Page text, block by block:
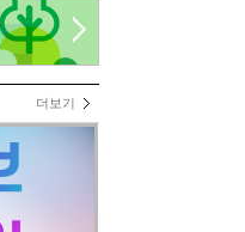
더보기